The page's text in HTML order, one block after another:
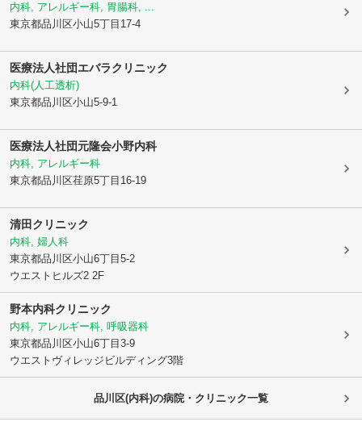
内科, アレルギー科, 胃腸科, ...
東京都品川区小山5丁目17-4
医療法人社団エバラクリニック
内科(人工透析)
東京都品川区小山5-9-1
医療法人社団元隆会小野内科
内科, アレルギー科
東京都品川区荏原5丁目16-19
清田クリニック
内科, 婦人科
東京都品川区小山6丁目5-2
ウエストヒルズ2 2F
野本内科クリニック
内科, アレルギー科, 呼吸器科
東京都品川区小山6丁目3-9
ウエストヴィレッジビルディング3階
品川区(内科)の病院・クリニック一覧